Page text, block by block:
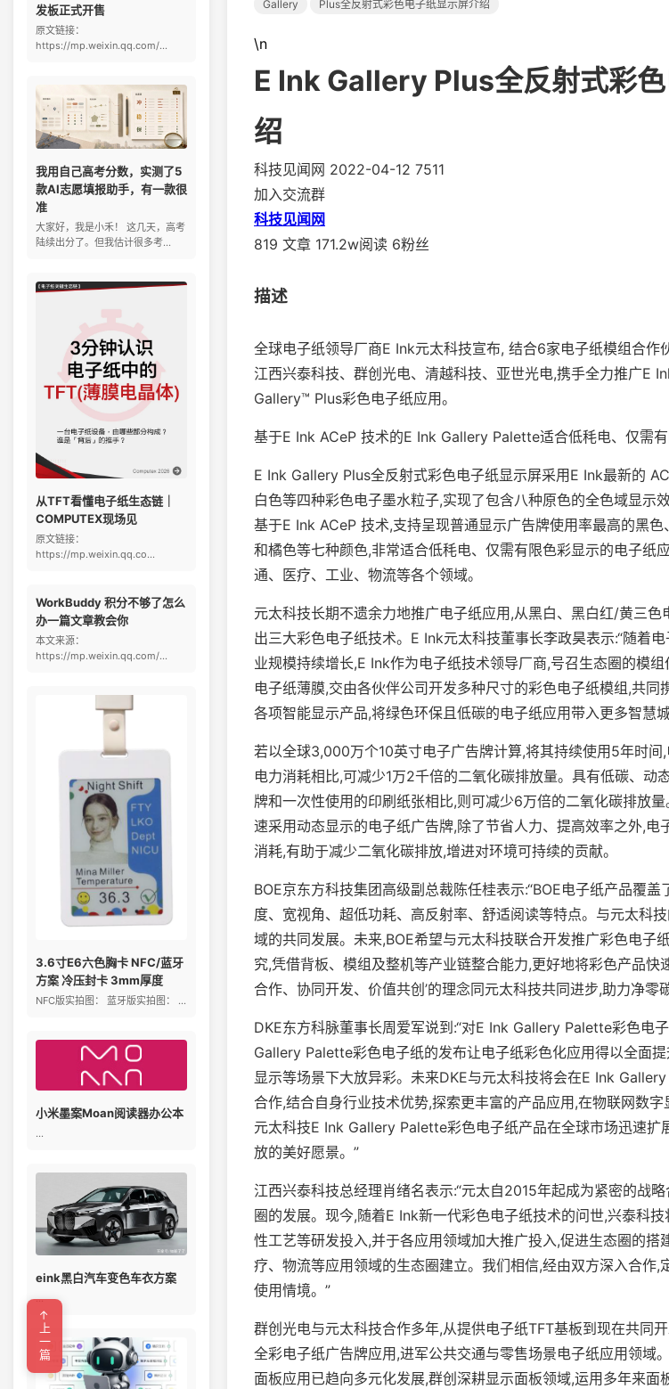
发板正式开售
原文链接：
https://mp.weixin.qq.com/...
我用自己高考分数，实测了5
款AI志愿填报助手，有一款很
准
大家好，我是小禾！ 这几天，高考
陆续出分了。但我估计很多考...
从TFT看懂电子纸生态链｜
COMPUTEX现场见
原文链接：
https://mp.weixin.qq.co...
WorkBuddy 积分不够了怎么
办一篇文章教会你
本文来源：
https://mp.weixin.qq.com/...
3.6寸E6六色胸卡 NFC/蓝牙
方案 冷压封卡 3mm厚度
NFC版实拍图： 蓝牙版实拍图： ...
小米墨案Moan阅读器办公本
...
eink黑白汽车变色车衣方案
...
Gallery Plus全反射式彩色电子纸显示屏介绍
\n
E Ink Gallery Plus全反射式彩
绍
科技见闻网 2022-04-12 7511
加入交流群
科技见闻网
819 文章 171.2w阅读 6粉丝
描述
全球电子纸领导厂商E Ink元太科技宣布, 结合6家电子纸模组合作
江西兴泰科技、群创光电、清越科技、亚世光电,携手全力推广E
Gallery™ Plus彩色电子纸应用。
基于E Ink ACeP 技术的E Ink Gallery Palette适合低秏电、仅需
E Ink Gallery Plus全反射式彩色电子纸显示屏采用E Ink最新的
白色等四种彩色电子墨水粒子,实现了包含八种原色的全色域显示
基于E Ink ACeP 技术,支持呈现普通显示广告牌使用率最高的黑
和橘色等七种颜色,非常适合低秏电、仅需有限色彩显示的电子纸
通、医疗、工业、物流等各个领域。
元太科技长期不遗余力地推广电子纸应用,从黑白、黑白红/黄三
出三大彩色电子纸技术。E Ink元太科技董事长李政昊表示:“随着
业规模持续增长,E Ink作为电子纸技术领导厂商,号召生态圈的模
电子纸薄膜,交由各伙伴公司开发多种尺寸的彩色电子纸模组,共
各项智能显示产品,将绿色环保且低碳的电子纸应用带入更多智慧
若以全球3,000万个10英寸电子广告牌计算,将其持续使用5年时
电力消耗相比,可减少1万2千倍的二氧化碳排放量。具有低碳、动
牌和一次性使用的印刷纸张相比,则可减少6万倍的二氧化碳排放
速采用动态显示的电子纸广告牌,除了节省人力、提高效率之外,电
消耗,有助于减少二氧化碳排放,增进对环境可持续的贡献。
BOE京东方科技集团高级副总裁陈任桂表示:“BOE电子纸产品覆
度、宽视角、超低功耗、高反射率、舒适阅读等特点。与元太科
域的共同发展。未来,BOE希望与元太科技联合开发推广彩色电子
究,凭借背板、模组及整机等产业链整合能力,更好地将彩色产品快
合作、协同开发、价值共创’的理念同元太科技共同进步,助力净零
DKE东方科脉董事长周爱军说到:“对E Ink Gallery Palette彩色电
Gallery Palette彩色电子纸的发布让电子纸彩色化应用得以全面
显示等场景下大放异彩。未来DKE与元太科技将会在E Ink
合作,结合自身行业技术优势,探索更丰富的产品应用,在物联网数
元太科技E Ink Gallery Palette彩色电子纸产品在全球市场迅速扩
放的美好愿景。”
江西兴泰科技总经理肖绪名表示:“元太自2015年起成为紧密的战
圈的发展。现今,随着E Ink新一代彩色电子纸技术的问世,兴泰科
性工艺等研发投入,并于各应用领域加大推广投入,促进生态圈的搭
疗、物流等应用领域的生态圈建立。我们相信,经由双方深入合作,
使用情境。”
群创光电与元太科技合作多年,从提供电子纸TFT基板到现在共同
全彩电子纸广告牌应用,进军公共交通与零售场景电子纸应用领域
面板应用已趋向多元化发展,群创深耕显示面板领域,运用多年来面
←上一篇